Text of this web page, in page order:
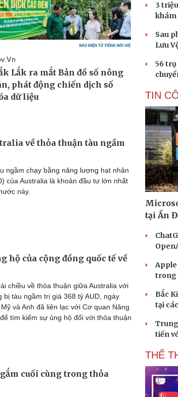
về thỏa thuận tàu ngầm
ngầm chạy bằng năng lượng hạt nhân
của Australia là khoản đầu tư lớn nhất
này.
hộ của cộng đồng quốc tế về
chiều về thỏa thuận giữa Australia với
tàu ngầm trị giá 368 tỷ AUD, ngày
và Anh đã liên lạc với Cơ quan Năng
tìm kiếm sự ủng hộ đối với thỏa thuận
cuối cùng trong thỏa
3
khám
Sau
Lưu
56 trụ
TIN
tại Ấn
Apple
trong
Bắc
tại
tiến
THỂ